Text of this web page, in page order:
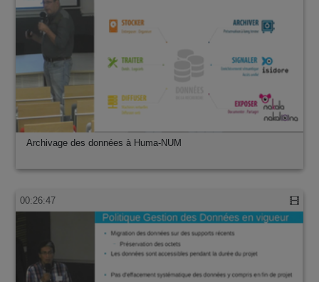
Archivage des données à Huma-NUM
00:26:47